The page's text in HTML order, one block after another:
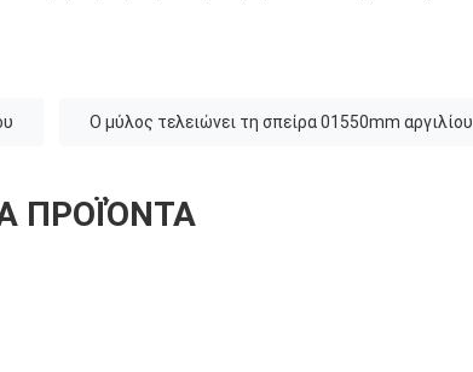
Ο μύλος τελειώνει τη σπείρα 01550mm αργιλίου
ΠΡΟΪΌΝΤΑ